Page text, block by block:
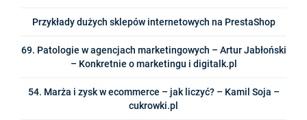
Przykłady dużych sklepów internetowych na PrestaShop
69. Patologie w agencjach marketingowych – Artur Jabłoński
– Konkretnie o marketingu i digitalk.pl
54. Marża i zysk w ecommerce – jak liczyć? – Kamil Soja –
cukrowki.pl